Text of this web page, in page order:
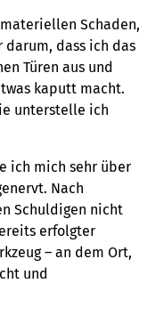
Schaden,
darum, dass ich das
Türen aus und
kaputt macht.
unterstelle ich
ich mich sehr über
Nach
Schuldigen nicht
erfolgter
– an dem Ort,
und